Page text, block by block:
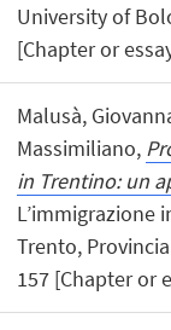
University of
[Chapter or
Malusà,
Massimiliano,
in Trentino: un
L’immigrazione
Trento,
157 [Chapter or